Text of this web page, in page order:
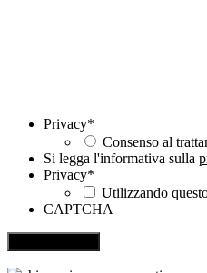
Privacy*
Consenso al
Si legga l'informativa sulla
Privacy*
Utilizzando
CAPTCHA